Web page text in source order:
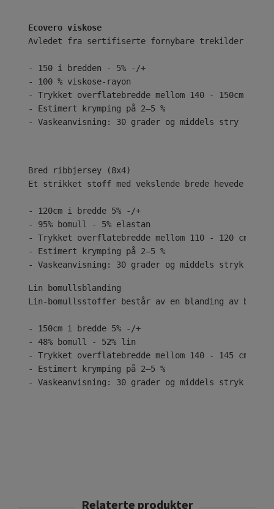
Ecovero viskose
Avledet fra sertifiserte fornybare trekilder ved
- 150 i bredden - 5% -/+
- 100 % viskose-rayon
- Trykket overflatebredde mellom 140 - 150cm
- Estimert krymping på 2–5 %
- Vaskeanvisning: 30 grader og middels stry
Bred ribbjersey (8x4)
Et strikket stoff med vekslende brede hevede og
- 120cm i bredde 5% -/+
- 95% bomull - 5% elastan
- Trykket overflatebredde mellom 110 - 120 cm
- Estimert krymping på 2–5 %
- Vaskeanvisning: 30 grader og middels stryk
Lin-bomullsstoffer består av en blanding av
- 150cm i bredde 5% -/+
- 48% bomull - 52% lin
- Trykket overflatebredde mellom 140 - 145 cm
- Estimert krymping på 2–5 %
- Vaskeanvisning: 30 grader og middels stryk